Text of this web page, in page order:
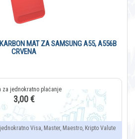
MAT ZA SAMSUNG A55, A556B
CRVENA
3,00 €
Visa, Master, Maestro, Kripto Valute